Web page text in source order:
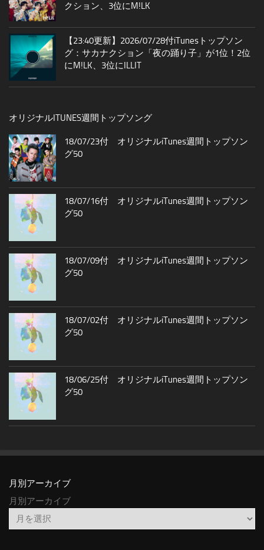
クション、3位にM!LK
【23:40更新】2026/07/28付iTunesトップソン
グ：サカナクション「夜の踊り子」が1位！2位
にM!LK、3位にILLIT
オリジナルITUNES週間トップソング
18/07/23付 オリジナルiTunes週間トップソン
グ50
18/07/16付 オリジナルiTunes週間トップソン
グ50
18/07/09付 オリジナルiTunes週間トップソン
グ50
18/07/02付 オリジナルiTunes週間トップソン
グ50
18/06/25付 オリジナルiTunes週間トップソン
グ50
月別アーカイブ
月別アーカイブ